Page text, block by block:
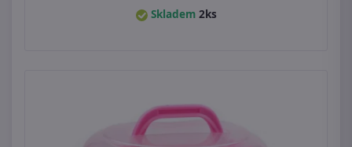
Skladem 2ks